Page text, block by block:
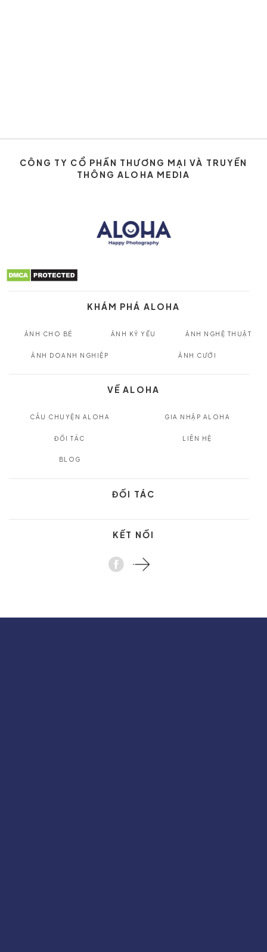
CÔNG TY CỔ PHẦN THƯƠNG MẠI VÀ TRUYỀN
THÔNG ALOHA MEDIA
KHÁM PHÁ ALOHA
ẢNH CHO BÉ ẢNH KỶ YẾU ẢNH NGHỆ THUẬT
ẢNH DOANH NGHIỆP ẢNH CƯỚI
VỀ ALOHA
CÂU CHUYỆN ALOHA GIA NHẬP ALOHA
ĐỐI TÁC LIÊN HỆ
BLOG
ĐỐI TÁC
KẾT NỐI